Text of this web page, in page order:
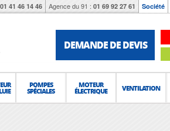
01 41 46 14 46 Agence du 91 : 01 69 92 27 61 Société
DEMANDE DE DEVIS
POMPES
SPÉCIALES
MOTEUR
ÉLECTRIQUE VENTILATION